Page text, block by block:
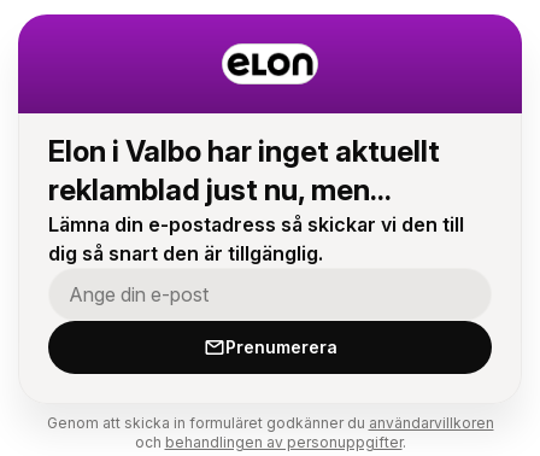
Elon i Valbo har inget aktuellt
reklamblad just nu, men...
Lämna din e-postadress så skickar vi den till
dig så snart den är tillgänglig.
Prenumerera
Genom att skicka in formuläret godkänner du användarvillkoren
och behandlingen av personuppgifter.